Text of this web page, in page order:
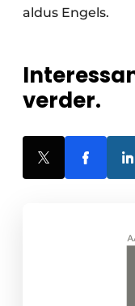
aldus Engels.
verder.